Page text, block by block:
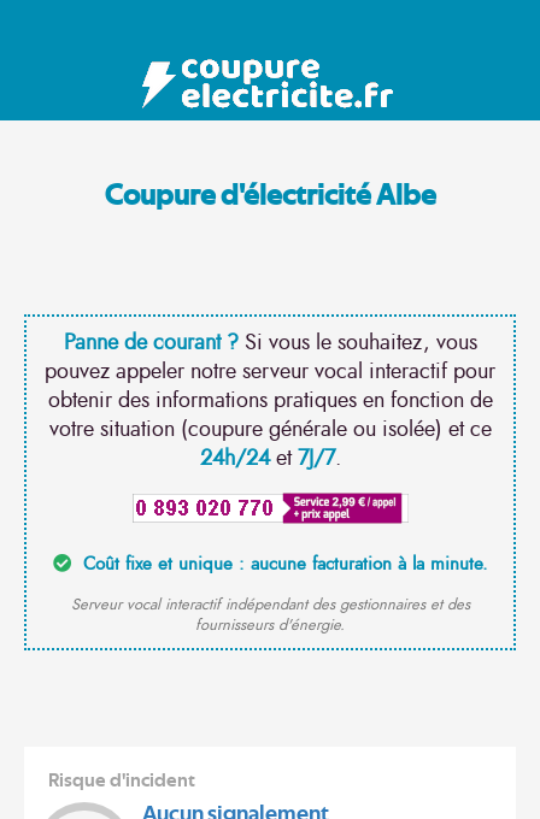
Coupure d'électricité Albe
Panne de courant ?Si vous le souhaitez, vous
pouvez appeler notre serveur vocal interactif pour
obtenir des informations pratiques en fonction de
votre situation (coupure générale ou isolée) et ce
24h/24et7J/7.
Coût fixe et unique : aucune facturation à la minute.
Serveur vocal interactif indépendant des gestionnaires et des
fournisseurs d'énergie.
Risque d'incident